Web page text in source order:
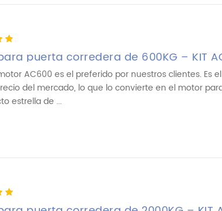
puerta corredera de 600KG – KIT
AC600 es el preferido por nuestros clientes. Es
del mercado, lo que lo convierte en el motor
estrella de ...